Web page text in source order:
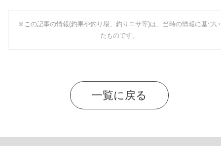
※この記事の情報(釣果や釣り場、釣りエサ等)は、当時の情報に基づい
たものです。
一覧に戻る